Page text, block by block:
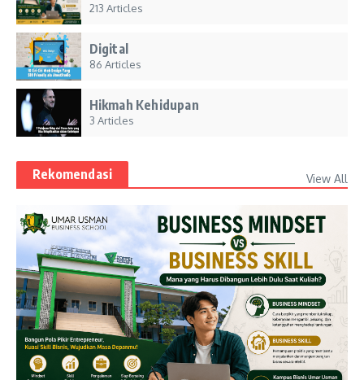
213 Articles
Digital
86 Articles
Hikmah Kehidupan
3 Articles
Rekomendasi View All